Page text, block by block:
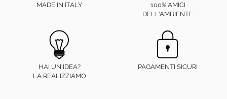
MADE IN ITALY
100% AMICI
DELL'AMBIENTE
HAI UN'IDEA?
LA REALIZZIAMO
PAGAMENTI SICURI